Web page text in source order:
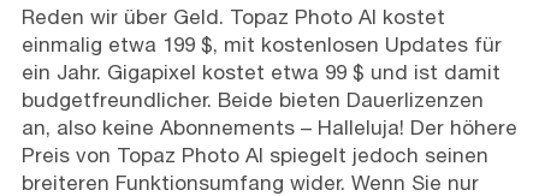
Reden wir über Geld. Topaz Photo AI kostet
einmalig etwa 199 $, mit kostenlosen Updates für
ein Jahr. Gigapixel kostet etwa 99 $ und ist damit
budgetfreundlicher. Beide bieten Dauerlizenzen
an, also keine Abonnements – Halleluja! Der höhere
Preis von Topaz Photo AI spiegelt jedoch seinen
breiteren Funktionsumfang wider. Wenn Sie nur